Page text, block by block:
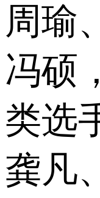
周瑜
冯硕
类选
龚凡